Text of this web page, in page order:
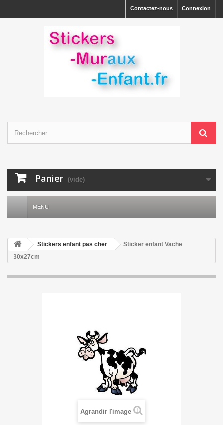
Connexion
Contactez-nous
Panier (vide)
MENU
Stickers enfant pas cher
Sticker enfant Vache
30x27cm
Agrandir l'image